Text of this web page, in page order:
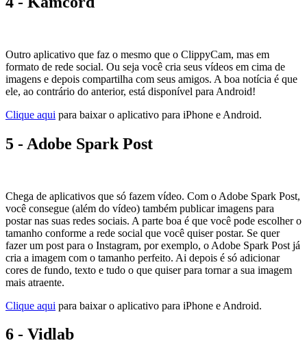
Outro aplicativo que faz o mesmo que o ClippyCam, mas em
formato de rede social. Ou seja você cria seus vídeos em cima de
imagens e depois compartilha com seus amigos. A boa notícia é que
ele, ao contrário do anterior, está disponível para Android!
Clique aqui para baixar o aplicativo para iPhone e Android.
5 - Adobe Spark Post
Chega de aplicativos que só fazem vídeo. Com o Adobe Spark Post,
você consegue (além do vídeo) também publicar imagens para
postar nas suas redes sociais. A parte boa é que você pode escolher o
tamanho conforme a rede social que você quiser postar. Se quer
fazer um post para o Instagram, por exemplo, o Adobe Spark Post já
cria a imagem com o tamanho perfeito. Ai depois é só adicionar
cores de fundo, texto e tudo o que quiser para tornar a sua imagem
mais atraente.
Clique aqui para baixar o aplicativo para iPhone e Android.
6 - Vidlab